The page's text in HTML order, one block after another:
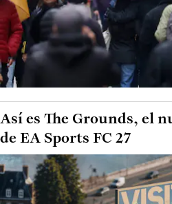
Así es The Grounds, el
de EA Sports FC 27